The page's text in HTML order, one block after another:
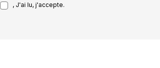
, J'ai lu, j'accepte.